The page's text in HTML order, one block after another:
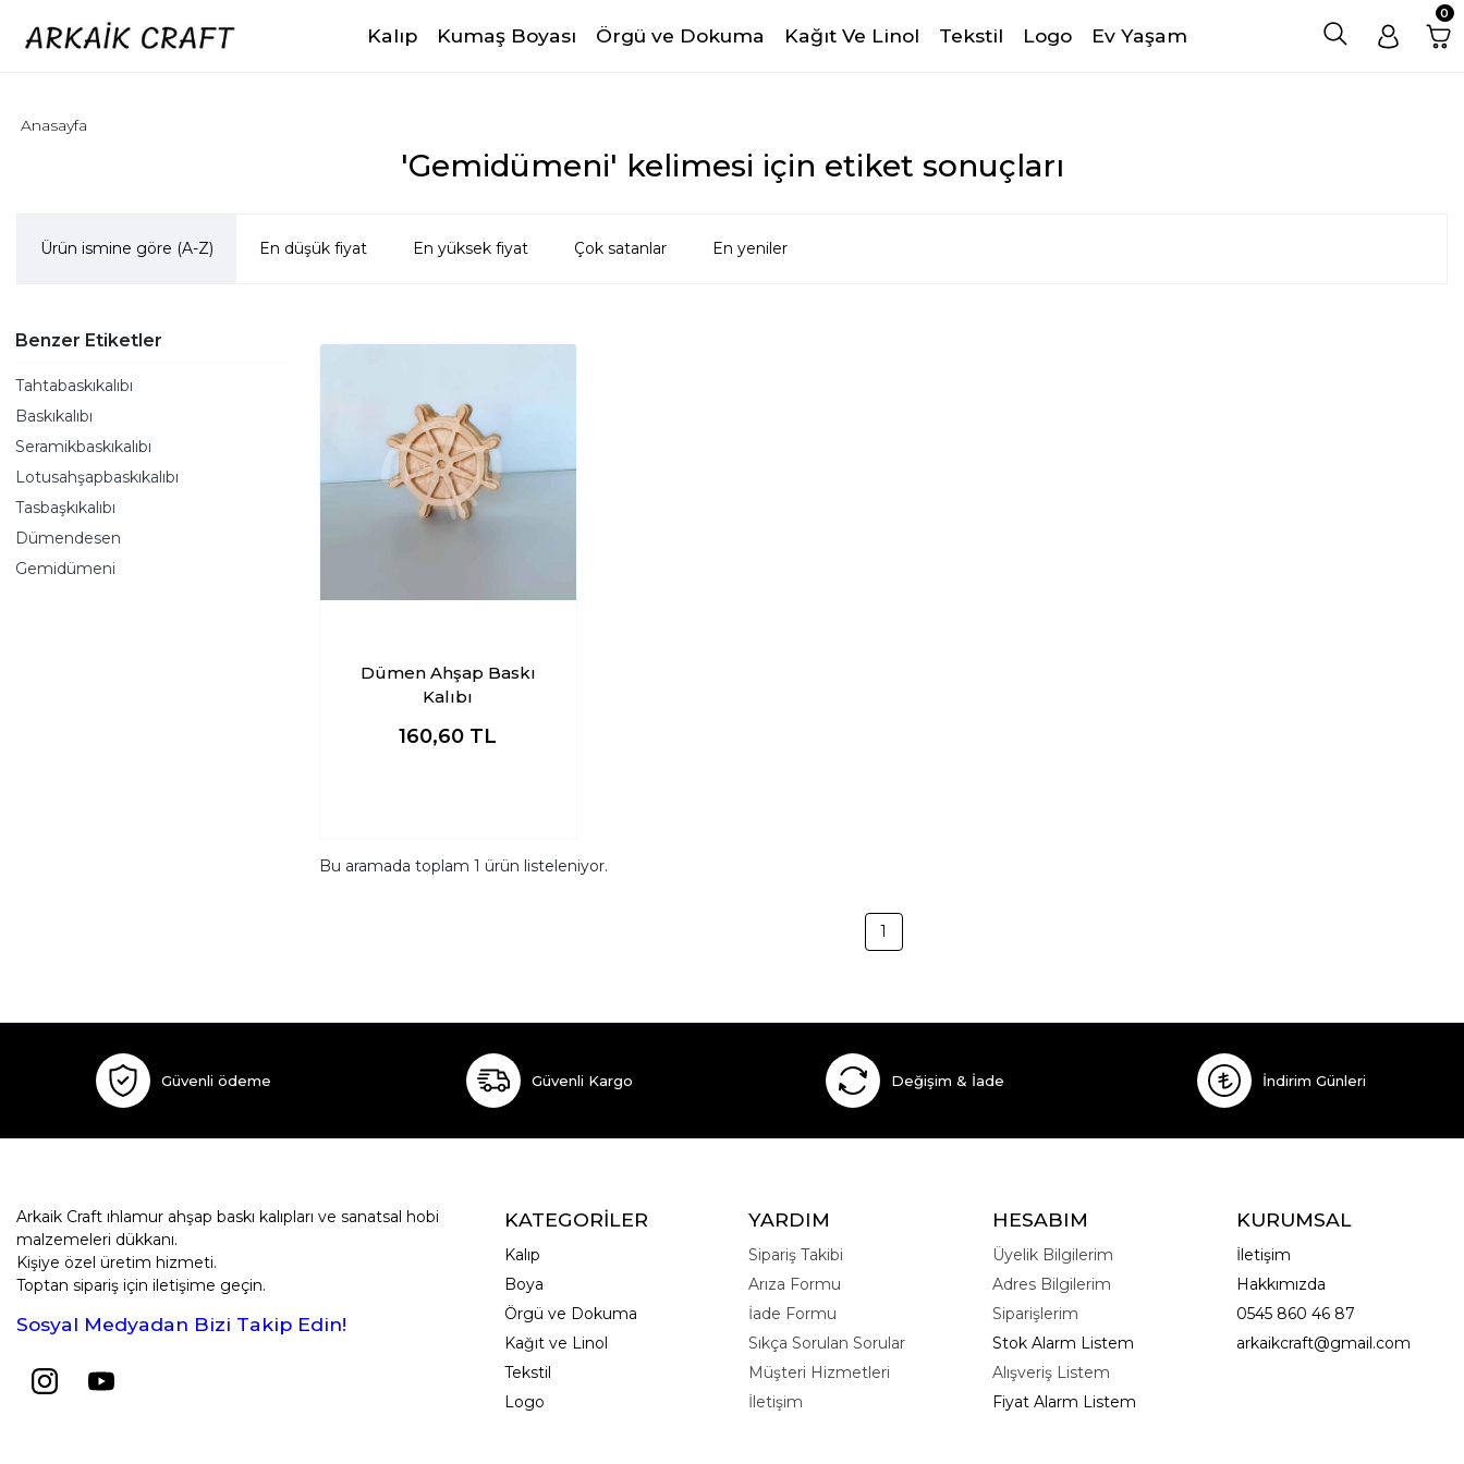
Kalıp Kumaş Boyası Örgü ve Dokuma Kağıt Ve Linol Tekstil Logo Ev Yaşam
0
'Gemidümeni' kelimesi için etiket sonuçları
Anasayfa
Ürün ismine göre (A-Z) En düşük fiyat En yüksek fiyat Çok satanlar En yeniler
Benzer Etiketler
Tahtabaskıkalıbı
Baskıkalıbı
Seramikbaskıkalıbı
Lotusahşapbaskıkalıbı
Tasbaşkıkalıbı
Dümendesen
Gemidümeni
Dümen Ahşap Baskı
Kalıbı
160,60 TL
Bu aramada toplam 1 ürün listeleniyor.
1
Güvenli ödeme Güvenli Kargo Değişim & İade İndirim Günleri
Arkaik Craft ıhlamur ahşap baskı kalıpları ve sanatsal hobi
malzemeleri dükkanı.
Kişiye özel üretim hizmeti.
Toptan sipariş için iletişime geçin.
Sosyal Medyadan Bizi Takip Edin!
KATEGORİLER
Kalıp
Boya
Örgü ve Dokuma
Kağıt ve Linol
Tekstil
Logo
YARDIM
Sipariş Takibi
Arıza Formu
İade Formu
Sıkça Sorulan Sorular
Müşteri Hizmetleri
İletişim
HESABIM
Üyelik Bilgilerim
Adres Bilgilerim
Siparişlerim
Stok Alarm Listem
Alışveriş Listem
Fiyat Alarm Listem
KURUMSAL
İletişim
Hakkımızda
0545 860 46 87
arkaikcraft@gmail.com